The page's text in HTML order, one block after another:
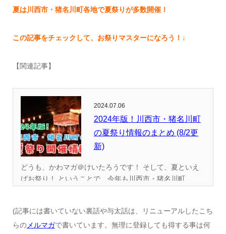
夏は川西市・猪名川町各地で夏祭りが多数開催！
この記事をチェックして、お祭りマスターになろう！↓
【関連記事】
2024.07.06
2024年版！川西市・猪名川町
の夏祭り情報のまとめ (8/2更
新)
どうも、かわマガ＠けいたろうです！ そして、夏といえ
ばお祭り！ ということで、今年も川西市・猪名川町...
(記事には書いていない裏話や与太話は、リニューアルしたこち
らのメルマガで書いています。無理に登録しても得する事は何